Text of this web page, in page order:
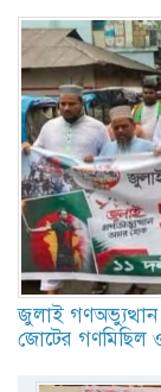
জুলাই
জোটের গণমিছিল